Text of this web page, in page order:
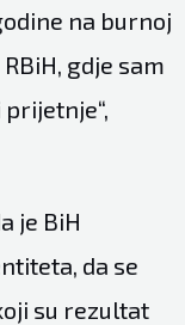
na burnoj
gdje sam
je BiH
da se
su rezultat